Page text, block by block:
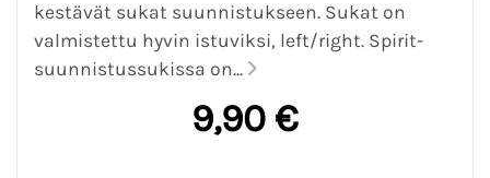
kestävät sukat suunnistukseen. Sukat on
valmistettu hyvin istuviksi, left/right. Spirit-
suunnistussukissa on...
9,90 €